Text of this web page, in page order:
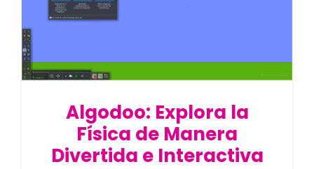
Algodoo: Explora la
Física de Manera
Divertida e Interactiva